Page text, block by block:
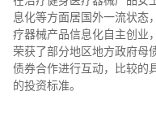
息化等方面居国外一流状态
疗器械产品信息化自主创业
荣获了部分地区地方政府母
债券合作进行互动，比较的
的投资标准。